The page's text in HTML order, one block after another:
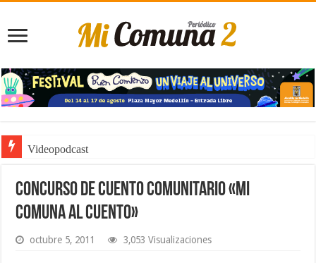
Videopodcast
Noticiero de Manolo
Concurso de cuento comunitario «Mi
Comuna al Cuento»
octubre 5, 2011 3,053 Visualizaciones